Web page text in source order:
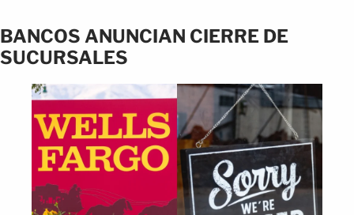
BANCOS ANUNCIAN CIERRE DE
SUCURSALES